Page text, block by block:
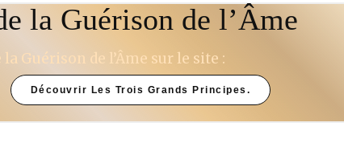
la Guérison de l’Âme
Guérison de l’Âme sur le site :
Découvrir Les Trois Grands Principes.